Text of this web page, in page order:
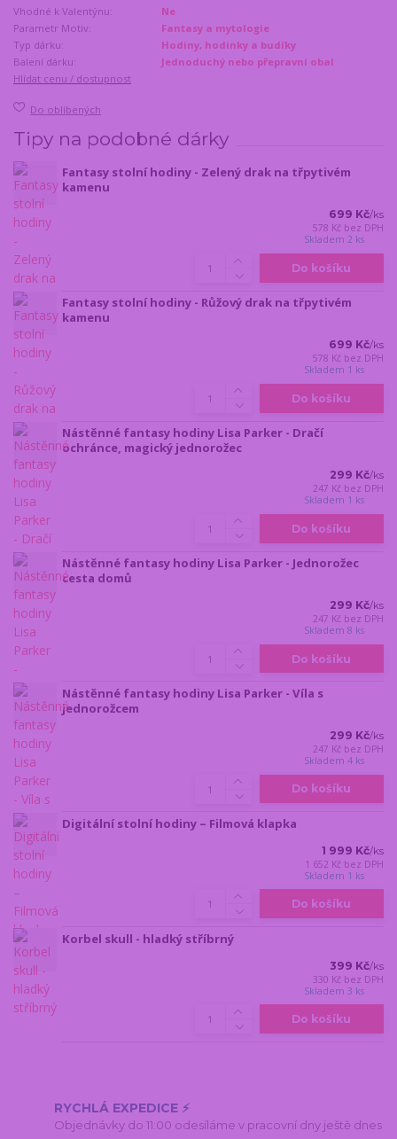
Vhodné k Valentýnu:
Ne
Parametr Motiv:
Fantasy a mytologie
Typ dárku:
Hodiny, hodinky a budíky
Balení dárku:
Jednoduchý nebo přepravní obal
Hlídat cenu / dostupnost
Do oblíbených
Tipy na podobné dárky
Fantasy stolní hodiny - Zelený drak na třpytivém
kamenu
699 Kč/ks
578 Kč bez DPH
Skladem 2 ks
Do košíku
Fantasy stolní hodiny - Růžový drak na třpytivém
kamenu
699 Kč/ks
578 Kč bez DPH
Skladem 1 ks
Do košíku
Nástěnné fantasy hodiny Lisa Parker - Dračí
ochránce, magický jednorožec
299 Kč/ks
247 Kč bez DPH
Skladem 1 ks
Do košíku
Nástěnné fantasy hodiny Lisa Parker - Jednorožec
cesta domů
299 Kč/ks
247 Kč bez DPH
Skladem 8 ks
Do košíku
Nástěnné fantasy hodiny Lisa Parker - Víla s
jednorožcem
299 Kč/ks
247 Kč bez DPH
Skladem 4 ks
Do košíku
Digitální stolní hodiny – Filmová klapka
1 999 Kč/ks
1 652 Kč bez DPH
Skladem 1 ks
Do košíku
Korbel skull - hladký stříbrný
399 Kč/ks
330 Kč bez DPH
Skladem 3 ks
Do košíku
RYCHLÁ EXPEDICE ⚡
Objednávky do 11:00 odesíláme v pracovní dny ještě dnes